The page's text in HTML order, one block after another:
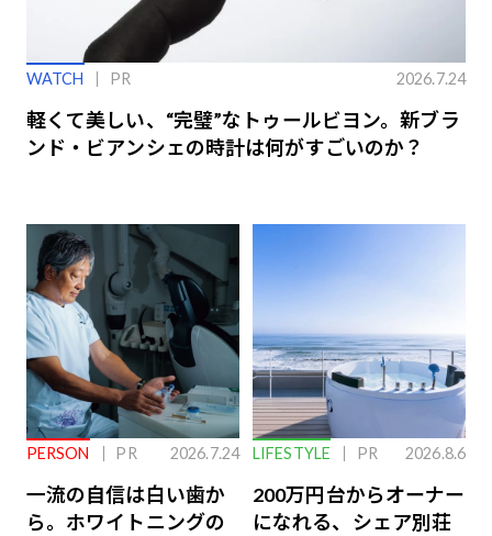
WATCH PR 2026.7.24
軽くて美しい、“完璧”なトゥールビヨン。新ブラ
ンド・ビアンシェの時計は何がすごいのか？
PERSON PR 2026.7.24
一流の自信は白い歯か
ら。ホワイトニングの
LIFESTYLE PR 2026.8.6
200万円台からオーナー
になれる、シェア別荘